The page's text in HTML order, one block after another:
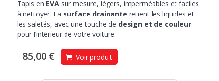
Tapis en EVA sur mesure, légers, imperméables et faciles
à nettoyer. La surface drainante retient les liquides et
les saletés, avec une touche de design et de couleur
pour l’intérieur de votre voiture.
85,00 € Voir produit